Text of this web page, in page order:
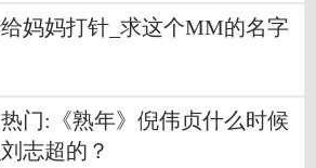
妈妈打针_求这个MM的名字
门:《熟年》倪伟贞什么时候
志超的？